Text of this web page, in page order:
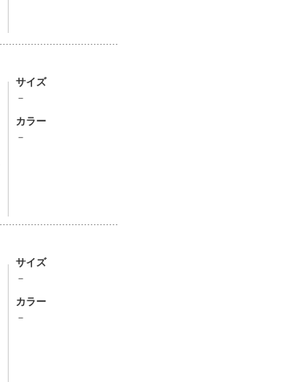
サイズ
－
カラー
－
サイズ
－
カラー
－